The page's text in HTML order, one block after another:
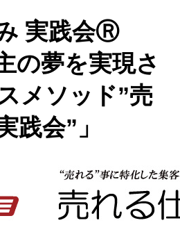
み 実践会Ⓡ
の夢を実現さ
メソッド”売
践会”」